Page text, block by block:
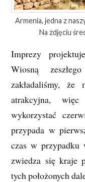
Armenia, jedna z
Na zdjęciu
Imprezy
Wiosną
zakładaliśmy,
atrakcyjna,
wykorzystać
przypada w
czas w przypadku
zwiedza się kraje
tych położonych